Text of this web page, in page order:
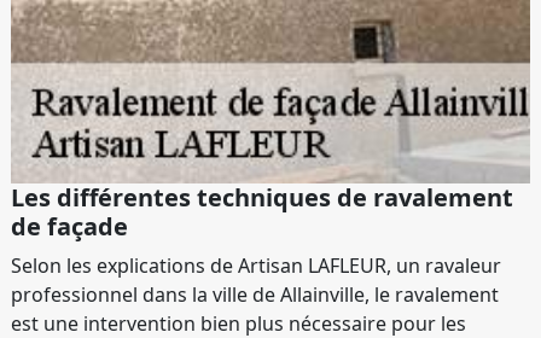
Les différentes techniques de ravalement
de façade
Selon les explications de Artisan LAFLEUR, un ravaleur
professionnel dans la ville de Allainville, le ravalement
est une intervention bien plus nécessaire pour les